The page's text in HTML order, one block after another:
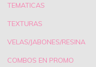
TEMATICAS
TEXTURAS
VELAS/JABONES/RESINA
COMBOS EN PROMO